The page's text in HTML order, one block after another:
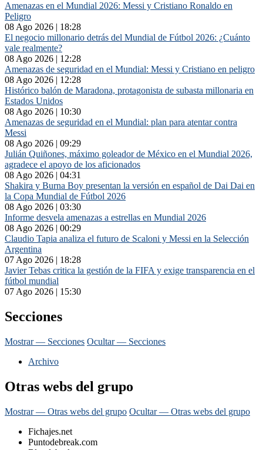
Amenazas en el Mundial 2026: Messi y Cristiano Ronaldo en
Peligro
08 Ago 2026 | 18:28
El negocio millonario detrás del Mundial de Fútbol 2026: ¿Cuánto
vale realmente?
08 Ago 2026 | 12:28
Amenazas de seguridad en el Mundial: Messi y Cristiano en peligro
08 Ago 2026 | 12:28
Histórico balón de Maradona, protagonista de subasta millonaria en
Estados Unidos
08 Ago 2026 | 10:30
Amenazas de seguridad en el Mundial: plan para atentar contra
Messi
08 Ago 2026 | 09:29
Julián Quiñones, máximo goleador de México en el Mundial 2026,
agradece el apoyo de los aficionados
08 Ago 2026 | 04:31
Shakira y Burna Boy presentan la versión en español de Dai Dai en
la Copa Mundial de Fútbol 2026
08 Ago 2026 | 03:30
Informe desvela amenazas a estrellas en Mundial 2026
08 Ago 2026 | 00:29
Claudio Tapia analiza el futuro de Scaloni y Messi en la Selección
Argentina
07 Ago 2026 | 18:28
Javier Tebas critica la gestión de la FIFA y exige transparencia en el
fútbol mundial
07 Ago 2026 | 15:30
Secciones
Mostrar — Secciones Ocultar — Secciones
Archivo
Otras webs del grupo
Mostrar — Otras webs del grupo Ocultar — Otras webs del grupo
Fichajes.net
Puntodebreak.com